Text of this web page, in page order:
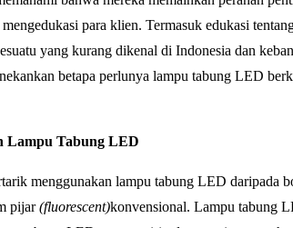
para klien. Termasuk edukasi
yang kurang dikenal di Indonesia dan
betapa perlunya lampu tabung LED
Lampu Tabung LED
menggunakan lampu tabung LED
pijar(fluorescent)konvensional. Lampu tabung